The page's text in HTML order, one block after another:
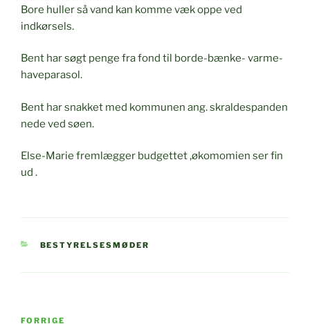
Bore huller så vand kan komme væk oppe ved
indkørsels.
Bent har søgt penge fra fond til borde-bænke- varme-
haveparasol.
Bent har snakket med kommunen ang. skraldespanden
nede ved søen.
Else-Marie fremlægger budgettet ,økomomien ser fin
ud .
KATEGORIER
BESTYRELSESMØDER
FORRIGE